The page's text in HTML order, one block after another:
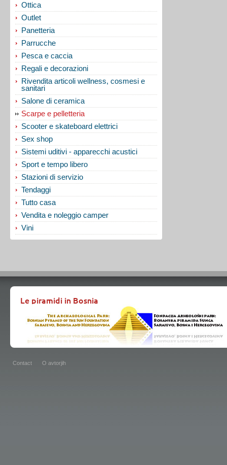
Ottica
Outlet
Panetteria
Parrucche
Pesca e caccia
Regali e decorazioni
Rivendita articoli wellness, cosmesi e
sanitari
Salone di ceramica
Scarpe e pelletteria
Scooter e skateboard elettrici
Sex shop
Sistemi uditivi - apparecchi acustici
Sport e tempo libero
Stazioni di servizio
Tendaggi
Tutto casa
Vendita e noleggio camper
Vini
Le piramidi in Bosnia
Contact O avtorjih